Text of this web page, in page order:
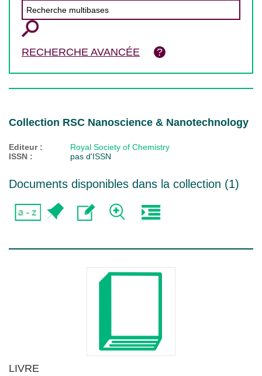
RECHERCHE AVANCÉE
Collection RSC Nanoscience & Nanotechnology
Editeur :
Royal Society of Chemistry
ISSN :
pas d'ISSN
Documents disponibles dans la collection (1)
LIVRE